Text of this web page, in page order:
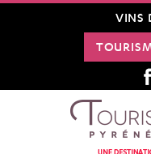
VINS